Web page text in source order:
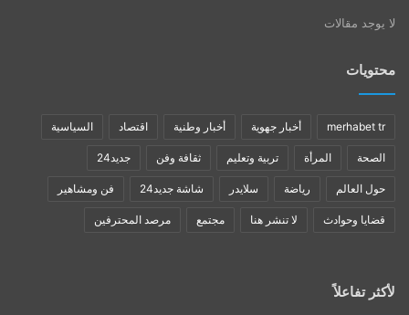
لا يوجد مقالات
محتويات
merhabet tr أخبار جهوية أخبار وطنية اقتصاد السياسية
الصحة المرأة تربية وتعليم ثقافة وفن جديد24
حول العالم رياضة سلايدر شاشة جديد24 فن ومشاهير
قضايا وحوادث لا تنشر هنا مجتمع مرصد المحترفين
لأكثر تفاعلاً